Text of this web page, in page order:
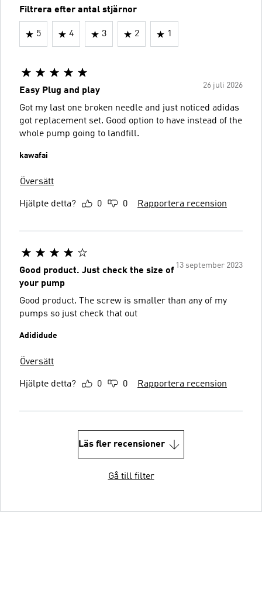
Filtrera efter antal stjärnor
5 4 3 2 1
26 juli 2026
Easy Plug and play
Got my last one broken needle and just noticed adidas
got replacement set. Good option to have instead of the
whole pump going to landfill.
kawafai
Översätt
Hjälpte detta? 0 0 Rapportera recension
13 september 2023
Good product. Just check the size of
your pump
Good product. The screw is smaller than any of my
pumps so just check that out
Adididude
Översätt
Hjälpte detta? 0 0 Rapportera recension
Läs fler recensioner
Gå till filter